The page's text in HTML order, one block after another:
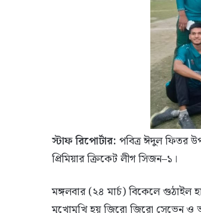
স্টাফ রিপোর্টার: পবিত্র ঈদুল ফিতর
প্রিমিয়ার ক্রিকেট লীগ সিজন–১।
মঙ্গলবার (২৪ মার্চ) বিকেলে গুঠাইল